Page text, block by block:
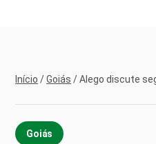
Início /Goiás /Alego discute
Goiás